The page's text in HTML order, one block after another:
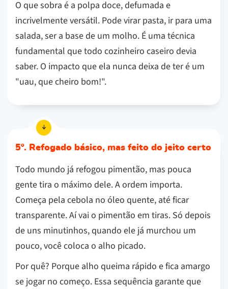
O que sobra é a polpa doce, defumada e
incrivelmente versátil. Pode virar pasta, ir para uma
salada, ser a base de um molho. É uma técnica
fundamental que todo cozinheiro caseiro devia
saber. O impacto que ela nunca deixa de ter é um
"uau, que cheiro bom!".
5º. Refogado básico, mas feito do jeito certo
Todo mundo já refogou pimentão, mas pouca
gente tira o máximo dele. A ordem importa.
Começa pela cebola no óleo quente, até ficar
transparente. Aí vai o pimentão em tiras. Só depois
de uns minutinhos, quando ele já murchou um
pouco, você coloca o alho picado.
Por quê? Porque alho queima rápido e fica amargo
se jogar no começo. Essa sequência garante que